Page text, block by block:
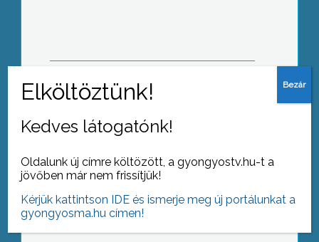
VII. alkalommal rendezték meg az
Újbor és Sajtfesztivált Budapesten
Kedves látogatónk!
Oldalunk új címre költözött, a gyongyostv.hu-t a
jövőben már nem frissítjük!
Kérjük kattintson IDE és ismerje meg új portálunkat a
gyongyosma.hu címen!